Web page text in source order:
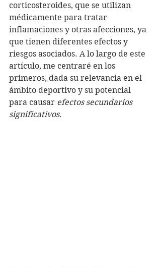
corticosteroides, que se utilizan
médicamente para tratar
inflamaciones y otras afecciones, ya
que tienen diferentes efectos y
riesgos asociados. A lo largo de este
artículo, me centraré en los
primeros, dada su relevancia en el
ámbito deportivo y su potencial
para causar efectos secundarios
significativos.